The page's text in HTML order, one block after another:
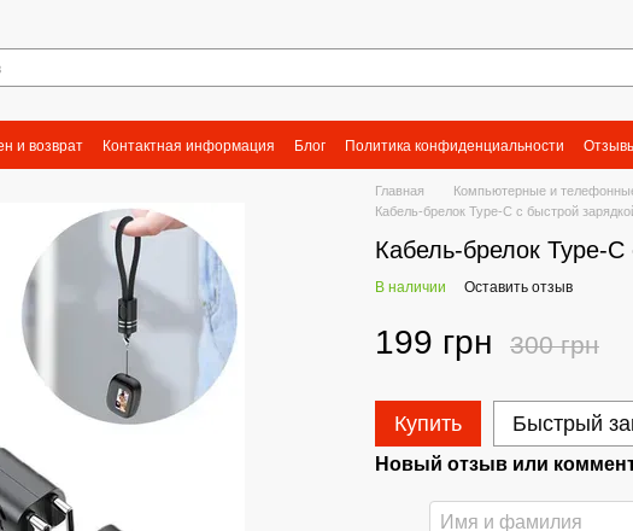
и возврат Контактная информация Блог Политика конфиденциальности
Главная
Компьютерные и
Кабель-брелок Type-C с быстрой
Кабель-брелок Type-
В наличии Оставить отзыв
199 грн 300 грн
Купить Быстрый
Новый отзыв или